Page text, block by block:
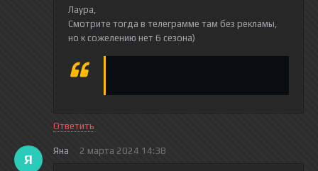
Лаура,
Смотрите тогда в телеграмме там без рекламы,
но к сожелению нет 6 сезона)
Ответить
Я
Яна 2 марта 2024 14:38